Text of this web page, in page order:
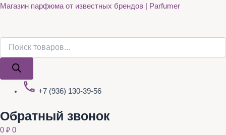
Перейти
Магазин парфюма от известных брендов | Parfumer
Поиск
+7 (936) 130-39-56
Обратный звонок
0 ₽ 0
Поиск
Quantity